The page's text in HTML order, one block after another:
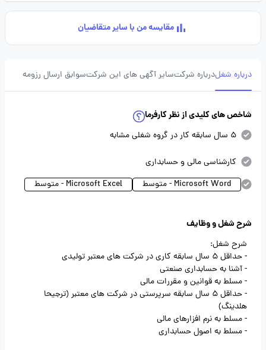
مقایسه من با سایر متقاضیان
درباره شغلدرباره شرکتسایر آگهی های این شرکتسوابق ارسال رزومه
شاخص های کلیدی از نظر کارفرما
5 سال سابقه کار در گروه شغلی مشابه
کارشناسی مالی و حسابداری
Microsoft Word - متوسط
Microsoft Excel - متوسط
شرح شغل و وظایف
شرح شغل:
- حداقل 5 سال سابقه کاری در شرکت های معتبر تولیدی
- آشنا به حسابداری صنعتی
- مسلط به قوانین و مقررات مالی
- حداقل 5 سال سابقه سرپرستی در شرکت های معتبر (ترجیحا
هلدینگ)
- مسلط به نرم افزارهای مالی
- مسلط به اصول حسابداری